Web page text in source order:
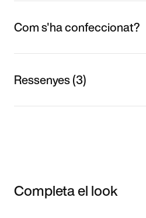
Com s'ha confeccionat?
Ressenyes (3)
Completa el look